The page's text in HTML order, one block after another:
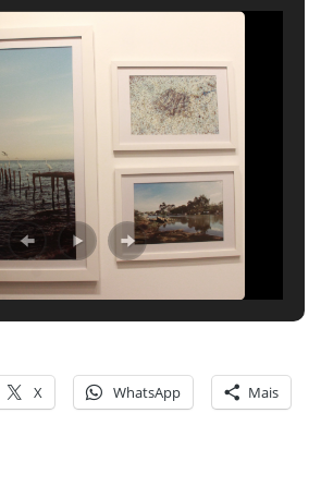
X WhatsApp Mais